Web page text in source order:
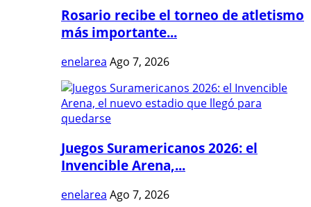
Rosario recibe el torneo de atletismo
más importante...
enelarea Ago 7, 2026
Juegos Suramericanos 2026: el
Invencible Arena,...
enelarea Ago 7, 2026